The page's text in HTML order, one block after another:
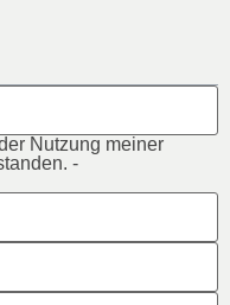
Nutzung meiner
-